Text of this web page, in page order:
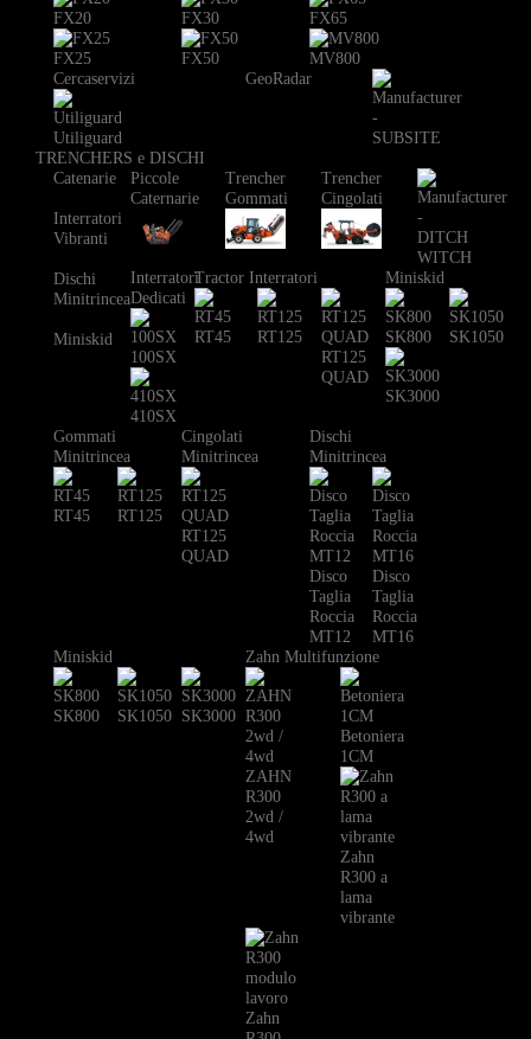
FX20
FX25
FX30
FX50
FX65
MV800
Cercaservizi
Utiliguard
GeoRadar
TRENCHERS e DISCHI
Catenarie
Interratori
Vibranti
Dischi
Minitrincea
Miniskid
Piccole
Caternarie
Trencher
Gommati
Trencher
Cingolati
Interratori
Dedicati
100SX
410SX
Tractor Interratori
RT45
RT125
RT125
QUAD
Miniskid
SK800 SK1050
SK3000
Gommati
Minitrincea
RT45 RT125
Cingolati
Minitrincea
RT125
QUAD
Dischi
Minitrincea
Disco
Taglia
Roccia
MT12
Disco
Taglia
Roccia
MT16
Miniskid
SK800 SK1050 SK3000
Zahn Multifunzione
ZAHN
R300
2wd /
4wd
Betoniera
1CM
Zahn
R300 a
lama
vibrante
Zahn